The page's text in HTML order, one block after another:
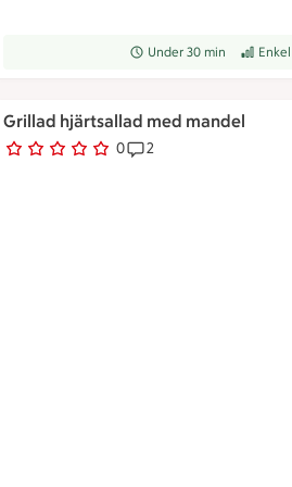
Receptet tar Under 30 min
Under 30 min Enkel
Grillad hjärtsallad med mandel
0
0 personer har röstatReceptet har 2
2
Grillad hjärtsallad med mandel